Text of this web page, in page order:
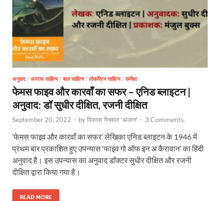
अनुवाद / अपराध साहित्य/ बाल साहित्य/ लोकप्रिय साहित्य/ समीक्षा
फेमस फाइव और कारवाँ का सफर – एनिड ब्लाइटन |
अनुवाद: डॉ सुधीर दीक्षित, रजनी दीक्षित
September 20, 2022 - byविकास नैनवाल 'अंजान' - 3 Comments.
‘फेमस फाइव और कारवाँ का सफर’ लेखिका एनिड ब्लाइटन के 1946 में
प्रथम बार प्रकाशित हुए उपन्यास ‘फाइव गो ऑफ इन अ कैरावान’ का हिंदी
अनुवाद है। इस उपन्यास का अनुवाद डॉक्टर सुधीर दीक्षित और रजनी
दीक्षित द्वारा किया गया है।
READ MORE